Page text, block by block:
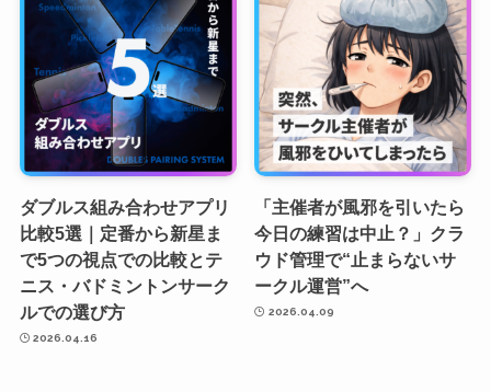
ダブルス組み合わせアプリ
比較5選｜定番から新星ま
で5つの視点での比較とテ
ニス・バドミントンサーク
ルでの選び方
2026.04.16
「主催者が風邪を引いたら
今日の練習は中止？」クラ
ウド管理で“止まらないサ
ークル運営”へ
2026.04.09